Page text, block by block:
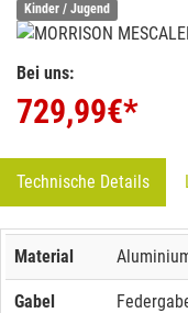
Kinder / Jugend
Bei uns:
729,99€*
Technische Details
Material
Gabel